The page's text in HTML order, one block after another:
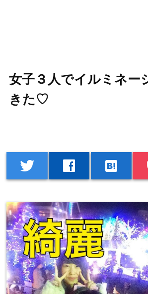
女子３人でイルミネー
きた♡
twitter facebook hatenabookmark